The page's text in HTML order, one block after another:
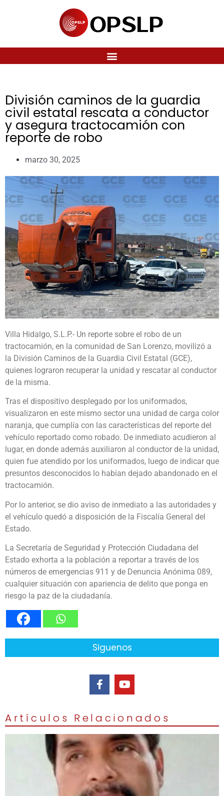
División caminos de la guardia
civil estatal rescata a conductor
y asegura tractocamión con
reporte de robo
marzo 30, 2025
Villa Hidalgo, S.L.P.- Un reporte sobre el robo de un
tractocamión, en la comunidad de San Lorenzo, movilizó a
la División Caminos de la Guardia Civil Estatal (GCE),
quienes lograron recuperar la unidad y rescatar al conductor
de la misma.
Tras el dispositivo desplegado por los uniformados,
visualizaron en este mismo sector una unidad de carga color
naranja, que cumplía con las características del reporte del
vehículo reportado como robado. De inmediato acudieron al
lugar, en donde además auxiliaron al conductor de la unidad,
quien fue atendido por los uniformados, luego de indicar que
presuntos desconocidos lo habían dejado abandonado en el
tractocamión.
Por lo anterior, se dio aviso de inmediato a las autoridades y
el vehículo quedó a disposición de la Fiscalía General del
Estado.
La Secretaría de Seguridad y Protección Ciudadana del
Estado exhorta a la población a reportar a través de los
números de emergencias 911 y de Denuncia Anónima 089,
cualquier situación con apariencia de delito que ponga en
riesgo la paz de la ciudadanía.
Siguenos
Artículos Relacionados